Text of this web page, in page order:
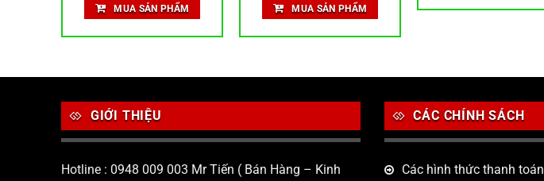
MUA SẢN PHẨM MUA SẢN PHẨM
GIỚI THIỆU
Hotline : 0948 009 003 Mr Tiến ( Bán Hàng – Kinh
CÁC CHÍNH SÁCH
Các hình thức thanh toán